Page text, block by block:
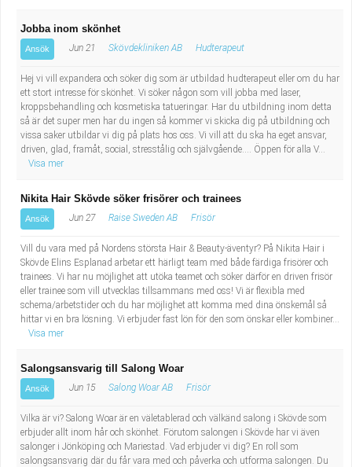
Jobba inom skönhet
Ansök Jun 21 Skövdekliniken AB Hudterapeut
Hej vi vill expandera och söker dig som är utbildad hudterapeut eller om du har
ett stort intresse för skönhet. Vi söker någon som vill jobba med laser,
kroppsbehandling och kosmetiska tatueringar. Har du utbildning inom detta
så är det super men har du ingen så kommer vi skicka dig på utbildning och
vissa saker utbildar vi dig på plats hos oss. Vi vill att du ska ha eget ansvar,
driven, glad, framåt, social, stresstålig och självgående…. Öppen för alla V...
Visa mer
Nikita Hair Skövde söker frisörer och trainees
Ansök Jun 27 Raise Sweden AB Frisör
Vill du vara med på Nordens största Hair & Beauty-äventyr? På Nikita Hair i
Skövde Elins Esplanad arbetar ett härligt team med både färdiga frisörer och
trainees. Vi har nu möjlighet att utöka teamet och söker därför en driven frisör
eller trainee som vill utvecklas tillsammans med oss! Vi är flexibla med
schema/arbetstider och du har möjlighet att komma med dina önskemål så
hittar vi en bra lösning. Vi erbjuder fast lön för den som önskar eller kombiner...
Visa mer
Salongsansvarig till Salong Woar
Ansök Jun 15 Salong Woar AB Frisör
Vilka är vi? Salong Woar är en väletablerad och välkänd salong i Skövde som
erbjuder allt inom hår och skönhet. Förutom salongen i Skövde har vi även
salonger i Jönköping och Mariestad. Vad erbjuder vi dig? En roll som
salongsansvarig där du får vara med och påverka och utforma salongen. Du